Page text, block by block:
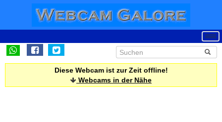
Diese Webcam ist zur Zeit offline!
Webcams in der Nähe